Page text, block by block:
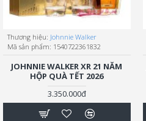
Thương hiệu: Johnnie Walker
Mã sản phẩm: 1540722361832
JOHNNIE WALKER XR 21 NĂM
HỘP QUÀ TẾT 2026
3.350.000đ